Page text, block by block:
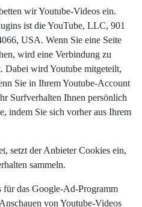
wir Youtube-Videos ein.
ist die YouTube, LLC, 901
USA. Wenn Sie eine Seite
wird eine Verbindung zu
Dabei wird Youtube mitgeteilt,
Sie in Ihrem Youtube-Account
Surfverhalten Ihnen persönlich
indem Sie sich vorher aus Ihrem
setzt der Anbieter Cookies ein,
sammeln.
für das Google-Ad-Programm
von Youtube-Videos